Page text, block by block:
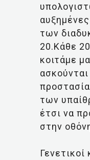
των
20.Κάθε
κοιτάμε
των
έτσι να
στην